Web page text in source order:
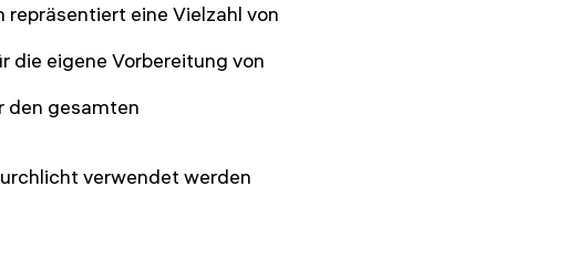
repräsentiert eine Vielzahl von
die eigene Vorbereitung von
den gesamten
verwendet werden